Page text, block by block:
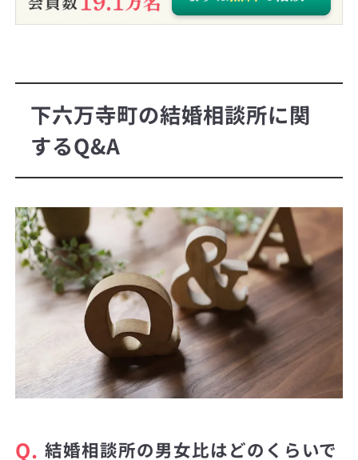
下六万寺町の結婚相談所に関
するQ&A
Q. 結婚相談所の男女比はどのくらいで